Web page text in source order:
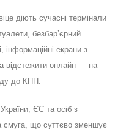
діють сучасні термінали
безбар’єрний
інформаційні екрани з
відстежити онлайн — на
до КПП.
ЄС та осіб з
смуга, що суттєво зменшує